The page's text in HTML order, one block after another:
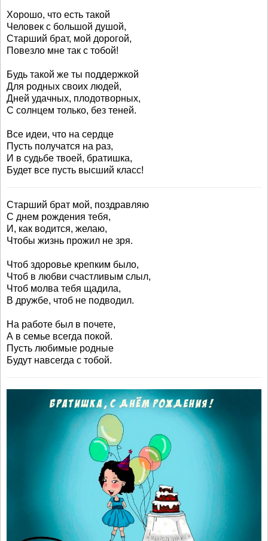
Хорошо, что есть такой
Человек с большой душой,
Старший брат, мой дорогой,
Повезло мне так с тобой!
Будь такой же ты поддержкой
Для родных своих людей,
Дней удачных, плодотворных,
С солнцем только, без теней.
Все идеи, что на сердце
Пусть получатся на раз,
И в судьбе твоей, братишка,
Будет все пусть высший класс!
Старший брат мой, поздравляю
С днем рождения тебя,
И, как водится, желаю,
Чтобы жизнь прожил не зря.
Чтоб здоровье крепким было,
Чтоб в любви счастливым слыл,
Чтоб молва тебя щадила,
В дружбе, чтоб не подводил.
На работе был в почете,
А в семье всегда покой.
Пусть любимые родные
Будут навсегда с тобой.